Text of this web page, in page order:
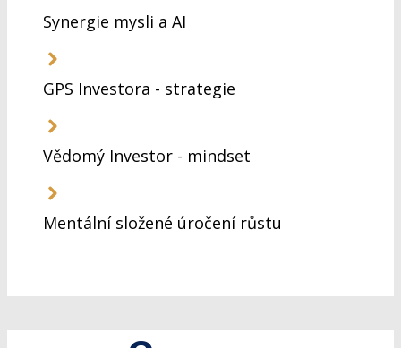
Synergie mysli a AI
GPS Investora - strategie
Vědomý Investor - mindset
Mentální složené úročení růstu